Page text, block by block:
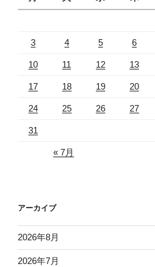
3 4 5 6
10 11 12 13
17 18 19 20
24 25 26 27
31
« 7月
アーカイブ
2026年8月
2026年7月